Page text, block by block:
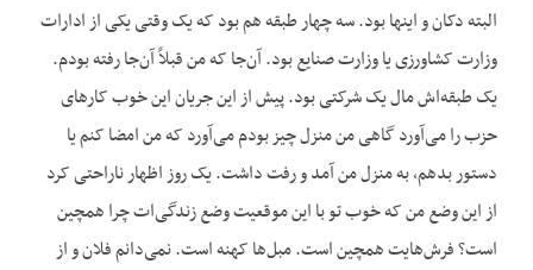
البته دکان و اینها بود. سه چهار طبقه هم بود که یک وقتی یکی از ادارات
وزارت کشاورزی یا وزارت صنایع بود. آن‌جا که من قبلاً آن‌جا رفته بودم.
یک طبقه‌اش مال یک شرکتی بود. پیش از این جریان این خوب کارهای
حزب را می‌آورد گاهی من منزل چیز بودم می‌آورد که من امضا کنم یا
دستور بدهم، به منزل من آمد و رفت داشت. یک روز اظهار ناراحتی کرد
از این وضع من که خوب تو با این موقعیت وضع زندگی‌ات چرا همچین
است؟ فرش‌هایت همچین است. مبل‌ها کهنه است. نمی‌دانم فلان و از